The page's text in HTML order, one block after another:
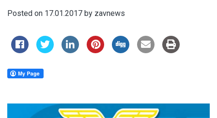
Posted on 17.01.2017 by zavnews